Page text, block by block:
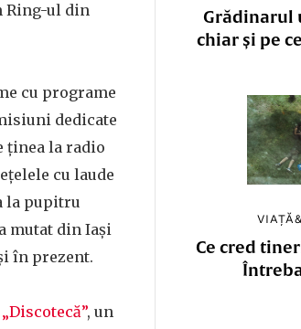
Grădinarul
chiar și pe
Ce cred
Ring-ul din
cu programe
dedicate
ținea la radio
cu laude
la pupitru
mutat din Iași
în prezent.
„Discotecă”, un